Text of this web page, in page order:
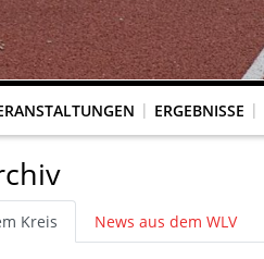
ERGEBNISSE
Kreis News aus dem WLV